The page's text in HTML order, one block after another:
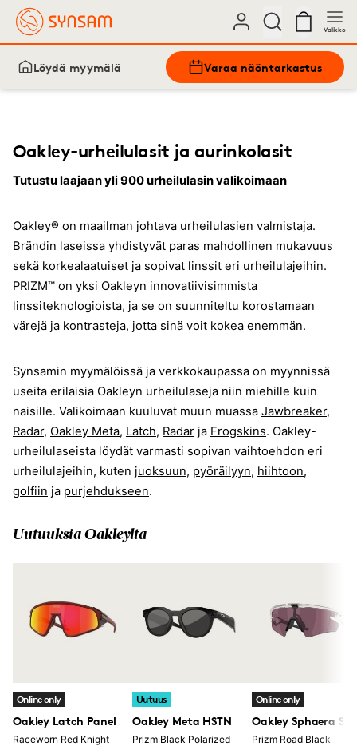
Valikko
Löydä myymälä Varaa näöntarkastus
Oakley-urheilulasit ja aurinkolasit
Tutustu laajaan yli 900 urheilulasin valikoimaan
Oakley® on maailman johtava urheilulasien valmistaja.
Brändin laseissa yhdistyvät paras mahdollinen mukavuus
sekä korkealaatuiset ja sopivat linssit eri urheilulajeihin.
PRIZM™ on yksi Oakleyn innovatiivisimmista
linssiteknologioista, ja se on suunniteltu korostamaan
värejä ja kontrasteja, jotta sinä voit kokea enemmän.
Synsamin myymälöissä ja verkkokaupassa on myynnissä
useita erilaisia Oakleyn urheilulaseja niin miehille kuin
naisille. Valikoimaan kuuluvat muun muassa Jawbreaker,
Radar, Oakley Meta, Latch, Radar ja Frogskins. Oakley-
urheilulaseista löydät varmasti sopivan vaihtoehdon eri
urheilulajeihin, kuten juoksuun, pyöräilyyn, hiihtoon,
golfiin ja purjehdukseen.
Uutuuksia Oakleylta
Online only
Oakley Latch Panel
Raceworn Red Knight
Uutuus
Oakley Meta HSTN
Prizm Black Polarized
Online only
Oakley Sphaera
Prizm Road Black